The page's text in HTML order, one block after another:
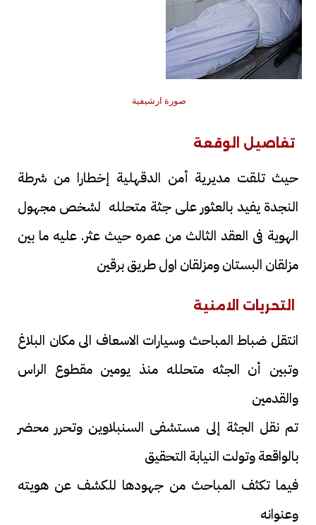
صورة ارشيفية
تفاصيل الوقعة
حيث تلقت مديرية أمن الدقهلية إخطارا من شرطة
النجدة يفيد بالعثور على جثة متحلله لشخص مجهول
الهوية فى العقد الثالث من عمره حيث عثر. عليه ما بين
مزلقان البستان ومزلقان اول طريق برقين
التحريات الامنية
انتقل ضباط المباحث وسيارات الاسعاف الى مكان البلاغ
وتبين أن الجثه متحلله منذ يومين مقطوع الراس
والقدمين
تم نقل الجثة إلى مستشفى السنبلاوين وتحرر محضر
بالواقعة وتولت النيابة التحقيق
فيما تكثف المباحث من جهودها للكشف عن هويته
وعنوانه